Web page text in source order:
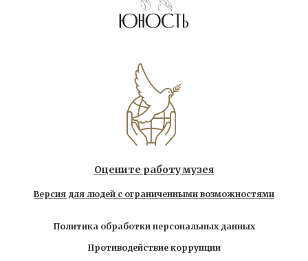
Оцените работу музея
Версия для людей с ограниченными возможностями
Политика обработки персональных данных
Противодействие коррупции